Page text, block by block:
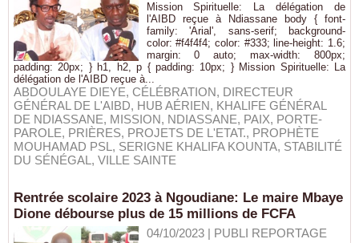
Mission Spirituelle: La délégation de
l'AIBD reçue à Ndiassane body { font-
family: 'Arial', sans-serif; background-
color: #f4f4f4; color: #333; line-height: 1.6;
margin: 0 auto; max-width: 800px;
padding: 20px; } h1, h2, p { padding: 10px; } Mission Spirituelle: La
délégation de l'AIBD reçue à...
ABDOULAYE DIEYE, CÉLÉBRATION, DIRECTEUR
GÉNÉRAL DE L'AIBD, HUB AÉRIEN, KHALIFE GÉNÉRAL
DE NDIASSANE, MISSION, NDIASSANE, PAIX, PORTE-
PAROLE, PRIÈRES, PROJETS DE L'ETAT., PROPHÈTE
MOUHAMAD PSL , SERIGNE KHALIFA KOUNTA, STABILITÉ
DU SÉNÉGAL , VILLE SAINTE
Rentrée scolaire 2023 à Ngoudiane: Le maire Mbaye
Dione débourse plus de 15 millions de FCFA
04/10/2023| PUBLI REPORTAGE